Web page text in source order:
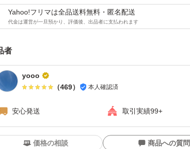
Yahoo!フリマは全品送料無料・匿名配送
代金は運営が一旦預かり、評価後、出品者に支払われます
者
yooo
（469） 本人確認済
安心発送 取引実績99+
価格の相談 商品への質問